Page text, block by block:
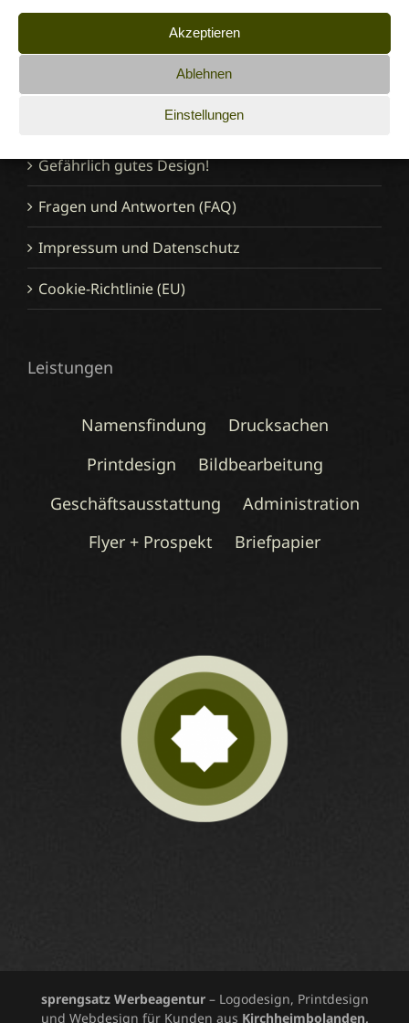
Akzeptieren
Ablehnen
Einstellungen
Mehr über sprengsatz
Der Mediengestalter-Blog
Gefährlich gutes Design!
Fragen und Antworten (FAQ)
Impressum und Datenschutz
Cookie-Richtlinie (EU)
Leistungen
Namensfindung
Drucksachen
Printdesign
Bildbearbeitung
Geschäftsausstattung
Administration
Flyer + Prospekt
Briefpapier
sprengsatz Werbeagentur– Logodesign, Printdesign
und Webdesign für Kunden aus Kirchheimbolanden,